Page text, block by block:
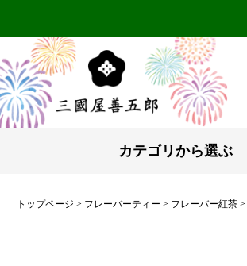
カテゴリから選ぶ
トップページ フレーバーティー フレーバー紅茶